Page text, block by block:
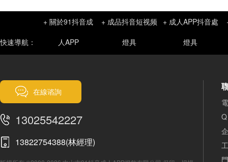
快速導航：
+ 關於91抖音成
人APP
+ 成品抖音短视频
燈具
+ 成人APP抖音處
燈具
在線谘詢
13025542227
13822754388(林經理)